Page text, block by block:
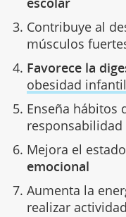
Contribuye al
músculos
Favorece la
obesidad infantil
Enseña hábitos
Mejora el
emocional
Aumenta la
realizar